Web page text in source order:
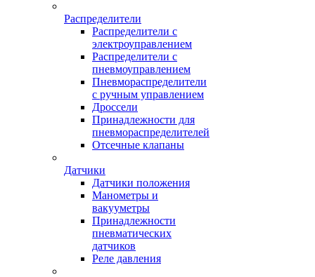
Распределители
Распределители с
электроуправлением
Распределители с
пневмоуправлением
Пневмораспределители
с ручным управлением
Дроссели
Принадлежности для
пневмораспределителей
Отсечные клапаны
Датчики
Датчики положения
Манометры и
вакууметры
Принадлежности
пневматических
датчиков
Реле давления